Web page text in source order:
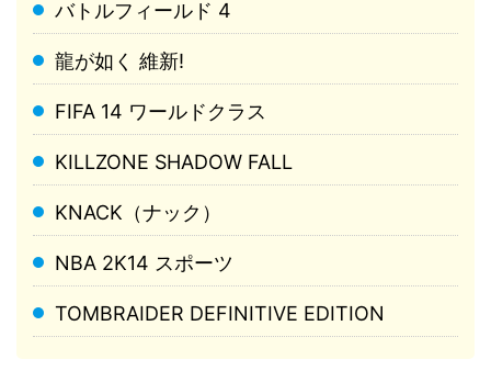
バトルフィールド 4
龍が如く 維新!
FIFA 14 ワールドクラス
KILLZONE SHADOW FALL
KNACK（ナック）
NBA 2K14 スポーツ
TOMBRAIDER DEFINITIVE EDITION